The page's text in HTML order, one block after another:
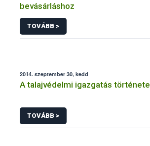
bevásárláshoz
TOVÁBB >
2014. szeptember 30, kedd
A talajvédelmi igazgatás története
TOVÁBB >